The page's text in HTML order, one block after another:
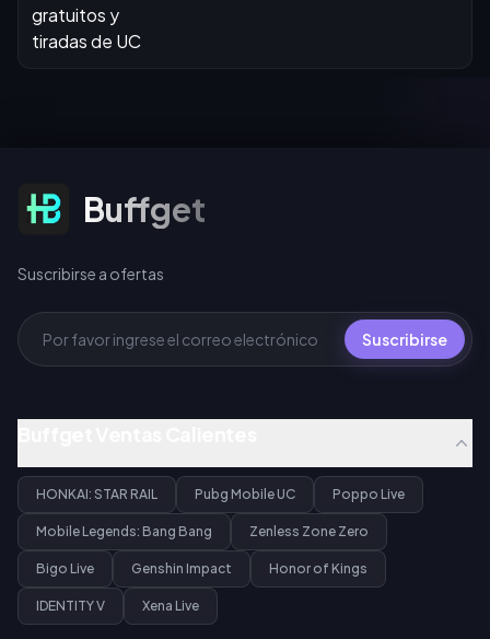
Suscribirse a ofertas
Buffget
Suscribirse a ofertas
Suscribirse
HONKAI: STAR RAIL Pubg Mobile UC Poppo Live
Mobile Legends: Bang Bang Zenless Zone Zero
Bigo Live Genshin Impact Honor of Kings
IDENTITY V Xena Live